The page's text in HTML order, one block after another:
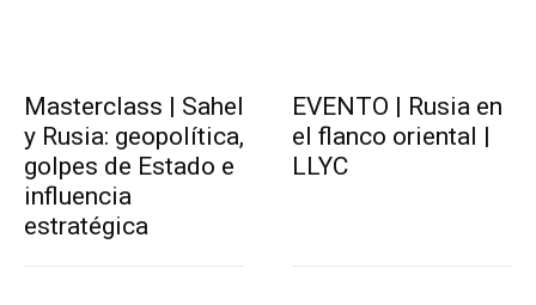
Masterclass | Sahel
y Rusia: geopolítica,
golpes de Estado e
influencia
estratégica
EVENTO | Rusia en
el flanco oriental |
LLYC